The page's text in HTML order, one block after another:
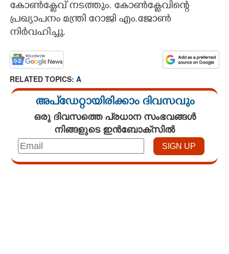
CARTOONS
LITERATURE
ZOOM
കോൺക്ലേവ് നടത്തും. കോൺക്ലേവിന്റെ
പ്രഖ്യാപനം മന്ത്രി റോജി എം.ജോൺ
നിർവഹിച്ചു.
RELATED TOPICS: A
അപ്ഡേറ്റായിരിക്കാം ദിവസവും
ഒരു ദിവസത്തെ പ്രധാന സംഭവങ്ങൾ
നിങ്ങളുടെ ഇൻബോക്സിൽ